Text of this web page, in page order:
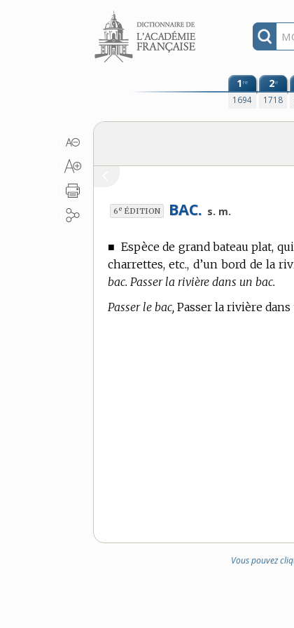
Aller au contenu
1re
1694
2e
1718
6e ÉDITION BAC. s. m.
■Espèce de grand bateau plat,
charrettes, etc., d’un bord de la
bac. Passer la rivière dans un bac.
Passer le bac, Passer la rivière dans
Vous pouvez